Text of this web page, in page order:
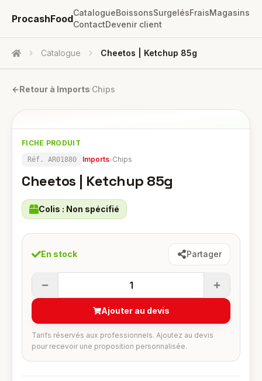
ProcashFood
CatalogueBoissonsSurgelésFraisMagasins
ContactDevenir client
Accueil Catalogue Cheetos | Ketchup 85g
←Retour à Imports·Chips
FICHE PRODUIT
Réf. AR01880 Imports›Chips
Cheetos | Ketchup 85g
Colis : Non spécifié
En stock Partager
1
Ajouter au devis
Tarifs réservés aux professionnels. Ajoutez au devis
pour recevoir une proposition personnalisée.